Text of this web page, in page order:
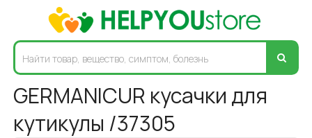
GERMANICUR кусачки для
кутикулы /37305